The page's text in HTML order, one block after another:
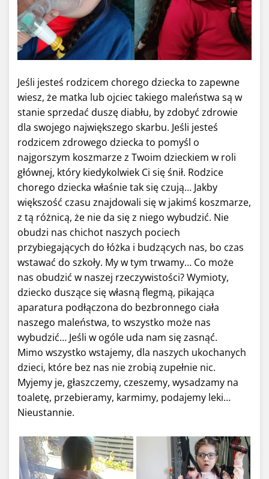
Jeśli jesteś rodzicem chorego dziecka to zapewne
wiesz, że matka lub ojciec takiego maleństwa są w
stanie sprzedać duszę diabłu, by zdobyć zdrowie
dla swojego największego skarbu. Jeśli jesteś
rodzicem zdrowego dziecka to pomyśl o
najgorszym koszmarze z Twoim dzieckiem w roli
głównej, który kiedykolwiek Ci się śnił. Rodzice
chorego dziecka właśnie tak się czują… Jakby
większość czasu znajdowali się w jakimś koszmarze,
z tą różnicą, że nie da się z niego wybudzić. Nie
obudzi nas chichot naszych pociech
przybiegających do łóżka i budzących nas, bo czas
wstawać do szkoły. My w tym trwamy… Co może
nas obudzić w naszej rzeczywistości? Wymioty,
dziecko duszące się własną flegmą, pikająca
aparatura podłączona do bezbronnego ciała
naszego maleństwa, to wszystko może nas
wybudzić… Jeśli w ogóle uda nam się zasnąć.
Mimo wszystko wstajemy, dla naszych ukochanych
dzieci, które bez nas nie zrobią zupełnie nic.
Myjemy je, głaszczemy, czeszemy, wysadzamy na
toaletę, przebieramy, karmimy, podajemy leki…
Nieustannie.